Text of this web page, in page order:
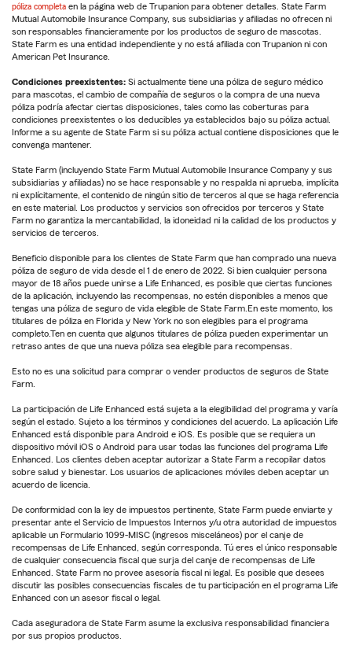
póliza completa en la página web de Trupanion para obtener detalles. State Farm
Mutual Automobile Insurance Company, sus subsidiarias y afiliadas no ofrecen ni
son responsables financieramente por los productos de seguro de mascotas.
State Farm es una entidad independiente y no está afiliada con Trupanion ni con
American Pet Insurance.
Condiciones preexistentes: Si actualmente tiene una póliza de seguro médico
para mascotas, el cambio de compañía de seguros o la compra de una nueva
póliza podría afectar ciertas disposiciones, tales como las coberturas para
condiciones preexistentes o los deducibles ya establecidos bajo su póliza actual.
Informe a su agente de State Farm si su póliza actual contiene disposiciones que le
convenga mantener.
State Farm (incluyendo State Farm Mutual Automobile Insurance Company y sus
subsidiarias y afiliadas) no se hace responsable y no respalda ni aprueba, implícita
ni explícitamente, el contenido de ningún sitio de terceros al que se haga referencia
en este material. Los productos y servicios son ofrecidos por terceros y State
Farm no garantiza la mercantabilidad, la idoneidad ni la calidad de los productos y
servicios de terceros.
Beneficio disponible para los clientes de State Farm que han comprado una nueva
póliza de seguro de vida desde el 1 de enero de 2022. Si bien cualquier persona
mayor de 18 años puede unirse a Life Enhanced, es posible que ciertas funciones
de la aplicación, incluyendo las recompensas, no estén disponibles a menos que
tengas una póliza de seguro de vida elegible de State Farm.En este momento, los
titulares de póliza en Florida y New York no son elegibles para el programa
completo.Ten en cuenta que algunos titulares de póliza pueden experimentar un
retraso antes de que una nueva póliza sea elegible para recompensas.
Esto no es una solicitud para comprar o vender productos de seguros de State
Farm.
La participación de Life Enhanced está sujeta a la elegibilidad del programa y varía
según el estado. Sujeto a los términos y condiciones del acuerdo. La aplicación Life
Enhanced está disponible para Android e iOS. Es posible que se requiera un
dispositivo móvil iOS o Android para usar todas las funciones del programa Life
Enhanced. Los clientes deben aceptar autorizar a State Farm a recopilar datos
sobre salud y bienestar. Los usuarios de aplicaciones móviles deben aceptar un
acuerdo de licencia.
De conformidad con la ley de impuestos pertinente, State Farm puede enviarte y
presentar ante el Servicio de Impuestos Internos y/u otra autoridad de impuestos
aplicable un Formulario 1099-MISC (ingresos misceláneos) por el canje de
recompensas de Life Enhanced, según corresponda. Tú eres el único responsable
de cualquier consecuencia fiscal que surja del canje de recompensas de Life
Enhanced. State Farm no provee asesoría fiscal ni legal. Es posible que desees
discutir las posibles consecuencias fiscales de tu participación en el programa Life
Enhanced con un asesor fiscal o legal.
Cada aseguradora de State Farm asume la exclusiva responsabilidad financiera
por sus propios productos.